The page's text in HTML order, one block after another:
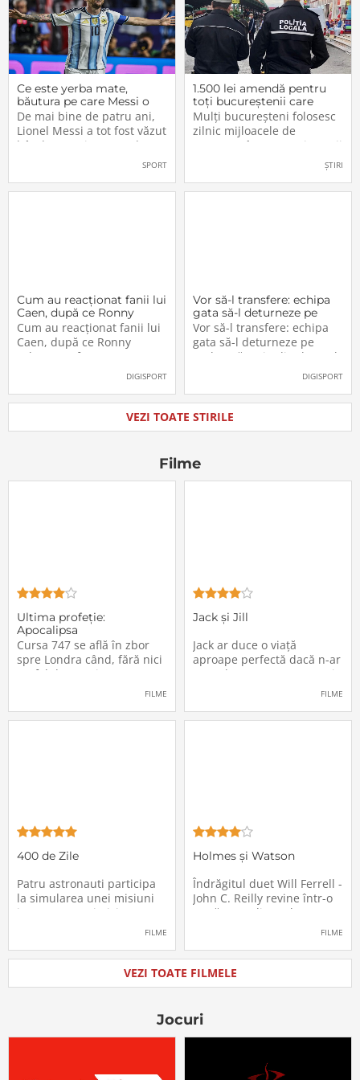
Ce este yerba mate,
băutura pe care Messi o
bea înainte de meciurile
din Campionatul Mondial
2026
De mai bine de patru ani,
Lionel Messi a tot fost văzut
bând un ceai extrem de
popular în Argentina. Este
plantă tradițională sud-
SPORT
1.500 lei amendă pentru
toți bucureștenii care
refuză să facă acest lucru
acum, în 2026.
Mulți bucureșteni folosesc
zilnic mijloacele de
transport în comun, iar unii
dintre ei călătoresc adesea
cu autobuzul sau tramvaiul
fără a plăti un bilet. Iar în
ȘTIRI
Cum au reacționat fanii lui
Caen, după ce Ronny
Labonne a fost prezentat
oficial la FCSB
Cum au reacționat fanii lui
Caen, după ce Ronny
Labonne a fost prezentat
DIGISPORT
Vor să-l transfere: echipa
gata să-l deturneze pe
Radu Drăgușin din drumul
către Juventus!
Vor să-l transfere: echipa
gata să-l deturneze pe
Radu Drăgușin din drumul
DIGISPORT
VEZI TOATE STIRILE
Filme
Ultima profeţie:
Apocalipsa
Cursa 747 se află în zbor
spre Londra când, fără nici
un fel de avertisment,
pasagerii încep să dispară
locurile lor. Teroarea și
FILME
Jack și Jill
Jack ar duce o viață
aproape perfectă dacă n-ar
avea de suportat o excepție
sărbători - sora lui
FILME
400 de Zile
Patru astronauti participa
la simularea unei misiuni
in care sunt trimisi pe o
psihologice pe care le are
calatoria in spatiu. Starea
mentala a astronautilor
FILME
Holmes și Watson
Îndrăgitul duet Will Ferrell -
John C. Reilly revine într-o
nouă comedie: Holmes &
Watson, povestea super-
Holmes și a asistentului
său, dr. Watson, inspirată
de romanul best-seller al
De data
FILME
VEZI TOATE FILMELE
Jocuri